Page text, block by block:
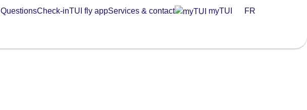
QuestionsCheck-inTUI fly appServices & contact myTUI FR